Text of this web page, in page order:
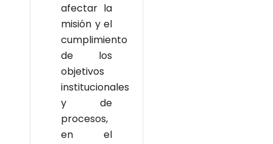
afectar la
misión y el
cumplimiento
de los
objetivos
institucionales
y de
procesos,
en el